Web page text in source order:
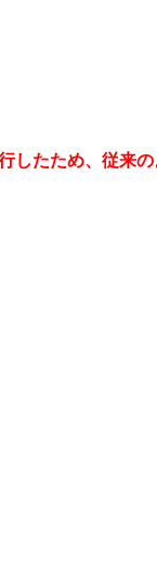
したため、従来